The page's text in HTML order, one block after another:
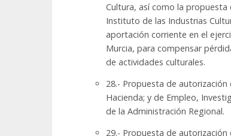
Cultura, así como la
Instituto de las Industrias
aportación corriente en el
Murcia, para compensar
de actividades culturales.
28.- Propuesta de
Hacienda; y de Empleo,
de la Administración Regional.
29.- Propuesta de